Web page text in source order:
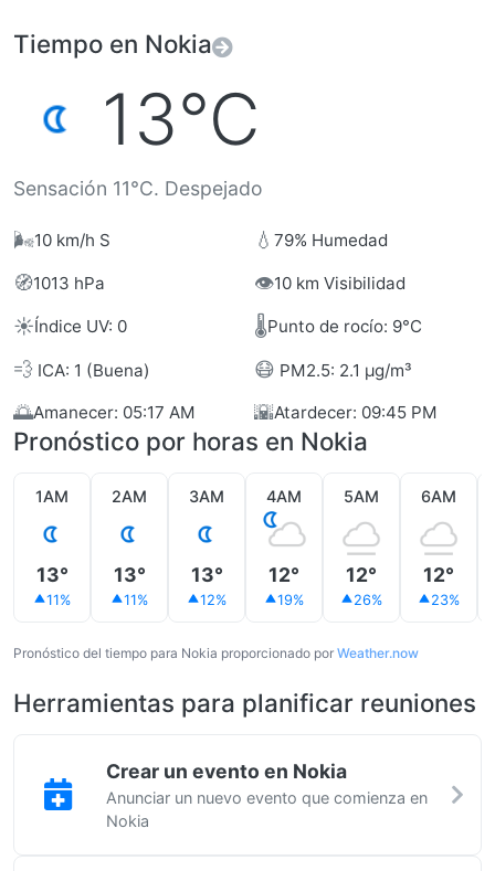
Tiempo en Nokia
13°C
Sensación 11°C. Despejado
🌬️10 km/h S 💧 79% Humedad
🧭1013 hPa 👁️10 km Visibilidad
☀️Índice UV: 0 🌡️Punto de rocío: 9°C
💨 ICA: 1 (Buena) 😷 PM2.5: 2.1 µg/m³
🌅Amanecer: 05:17 AM 🌇Atardecer: 09:45 PM
Pronóstico por horas en Nokia
1AM
13°
11%
2AM
13°
11%
3AM
13°
12%
4AM
12°
19%
5AM
12°
26%
6AM
12°
23%
Pronóstico del tiempo para Nokia proporcionado por Weather.now
Herramientas para planificar reuniones
Crear un evento en Nokia
Anunciar un nuevo evento que comienza en
Nokia